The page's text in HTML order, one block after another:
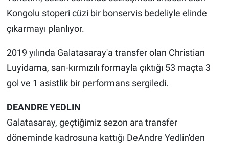
Kongolu stoperi cüzi bir bonservis bedeliyle elinde
çıkarmayı planlıyor.
2019 yılında Galatasaray'a transfer olan Christian
Luyidama, sarı-kırmızılı formayla çıktığı 53 maçta 3
gol ve 1 asistlik bir performans sergiledi.
DEANDRE YEDLIN
Galatasaray, geçtiğimiz sezon ara transfer
döneminde kadrosuna kattığı DeAndre Yedlin'den